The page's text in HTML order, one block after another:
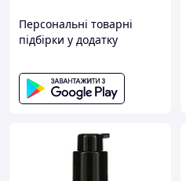
Персональні товарні
підбірки у додатку